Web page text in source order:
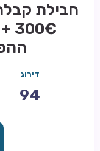
דירוג
94